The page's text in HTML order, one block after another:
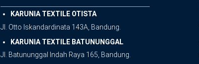
KARUNIA TEXTILE OTISTA
Jl. Otto Iskandardinata 143A, Bandung.
KARUNIA TEXTILE BATUNUNGGAL
Jl. Batununggal Indah Raya 165, Bandung.